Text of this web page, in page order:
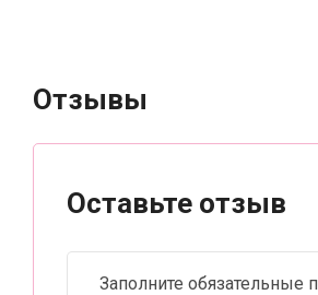
Отзывы
Оставьте отзыв
Заполните обязательные